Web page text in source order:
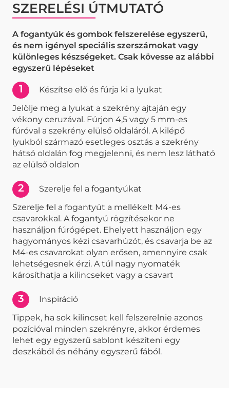
SZERELÉSI ÚTMUTATÓ
A fogantyúk és gombok felszerelése egyszerű,
és nem igényel speciális szerszámokat vagy
különleges készségeket. Csak kövesse az alábbi
egyszerű lépéseket
1
Készítse elő és fúrja ki a lyukat
Jelölje meg a lyukat a szekrény ajtaján egy
vékony ceruzával. Fúrjon 4,5 vagy 5 mm-es
fúróval a szekrény elülső oldaláról. A kilépő
lyukból származó esetleges osztás a szekrény
hátsó oldalán fog megjelenni, és nem lesz látható
az elülső oldalon
2
Szerelje fel a fogantyúkat
Szerelje fel a fogantyút a mellékelt M4-es
csavarokkal. A fogantyú rögzítésekor ne
használjon fúrógépet. Ehelyett használjon egy
hagyományos kézi csavarhúzót, és csavarja be az
M4-es csavarokat olyan erősen, amennyire csak
lehetségesnek érzi. A túl nagy nyomaték
károsíthatja a kilincseket vagy a csavart
3
Inspiráció
Tippek, ha sok kilincset kell felszerelnie azonos
pozícióval minden szekrényre, akkor érdemes
lehet egy egyszerű sablont készíteni egy
deszkából és néhány egyszerű fából.